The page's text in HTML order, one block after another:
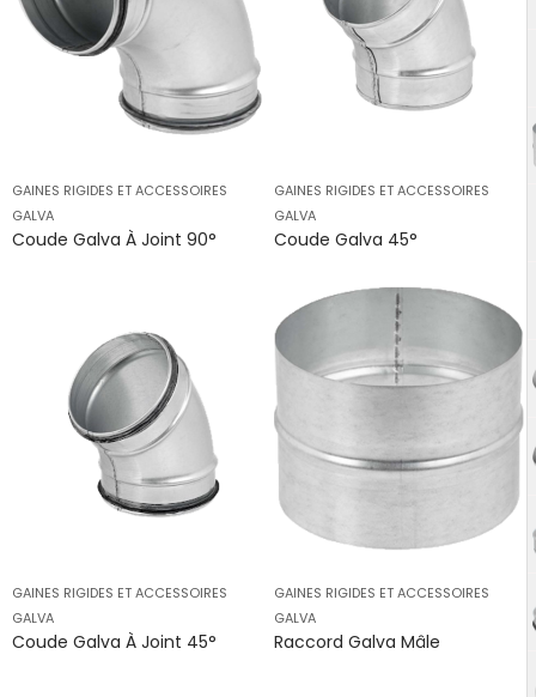
GAINES RIGIDES ET ACCESSOIRES
GALVA
Coude Galva À Joint 90°
GAINES RIGIDES ET ACCESSOIRES
GALVA
Coude Galva 45°
GAINES RIGIDES ET ACCESSOIRES
GALVA
Coude Galva À Joint 45°
GAINES RIGIDES ET ACCESSOIRES
GALVA
Raccord Galva Mâle